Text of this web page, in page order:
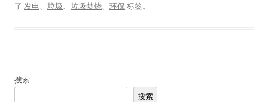
了 发电、 垃圾、 垃圾焚烧、 环保标签。
搜索
搜索